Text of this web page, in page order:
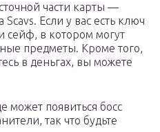
части карты —
Если у вас есть ключ
сейф, в котором могут
предметы. Кроме того,
в деньгах, вы можете
может появиться босс
так что будьте